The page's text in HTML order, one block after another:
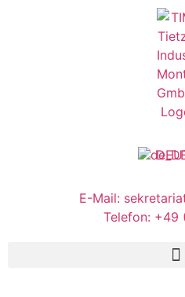
E-Mail:
Telefon: +49